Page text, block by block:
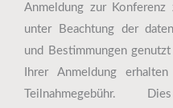
Anmeldung zur
unter Beachtung der
und Bestimmungen
Ihrer Anmeldung